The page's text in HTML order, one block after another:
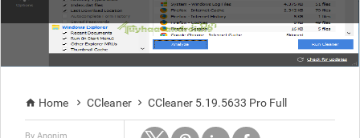
 Home  CCleaner  CCleaner 5.19.5633 Pro Full